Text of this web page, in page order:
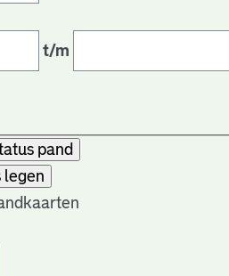
t/m
pand
legen